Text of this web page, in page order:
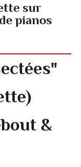
sur
pianos
&